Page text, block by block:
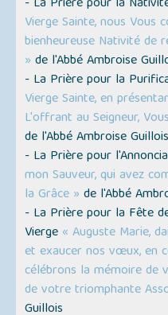
Vierge Sainte, nous Vous
bienheureuse Nativité de
» de l'Abbé Ambroise
- La Prière pour la
Vierge Sainte, en
L'offrant au Seigneur,
de l'Abbé Ambroise Guillois
- La Prière pour
mon Sauveur, qui avez
la Grâce » de l'Abbé
- La Prière pour la Fête
Vierge « Auguste Marie,
et exaucer nos vœux, en
célébrons la mémoire de
de votre triomphante
Guillois